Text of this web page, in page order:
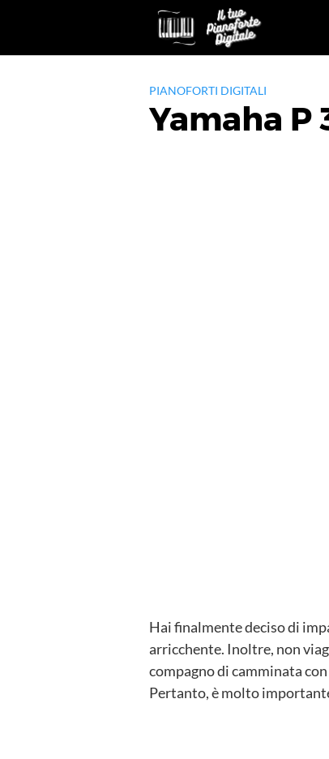
PIANOFORTI DIGITALI
Yamaha
Hai finalmente deciso di
arricchente. Inoltre, non
compagno di camminata
Pertanto, è molto